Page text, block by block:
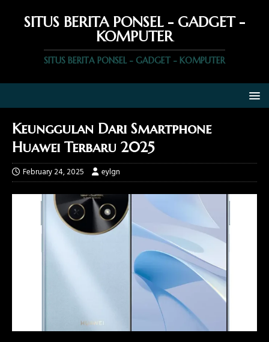
SITUS BERITA PONSEL - GADGET -
KOMPUTER
SITUS BERITA PONSEL - GADGET - KOMPUTER
Keunggulan Dari Smartphone
Huawei Terbaru 2025
February 24, 2025 eylgn